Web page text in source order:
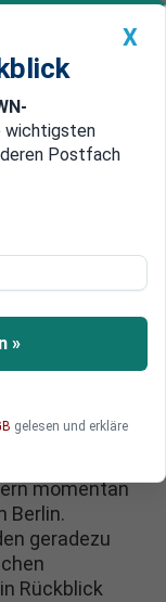
Premium
China
momentan
Berlin.
geradezu
Rückblick
X
wichtigsten
Postfach
»
gelesen und erkläre